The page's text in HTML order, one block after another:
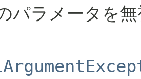
パラメータを